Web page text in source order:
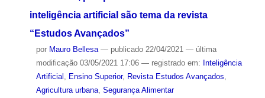
inteligência artificial são tema da revista
“Estudos Avançados”
por Mauro Bellesa — publicado22/04/2021 — última
modificação03/05/2021 17:06 — registrado em: Inteligência
Artificial , Ensino Superior, Revista Estudos Avançados,
Agricultura urbana, Segurança Alimentar